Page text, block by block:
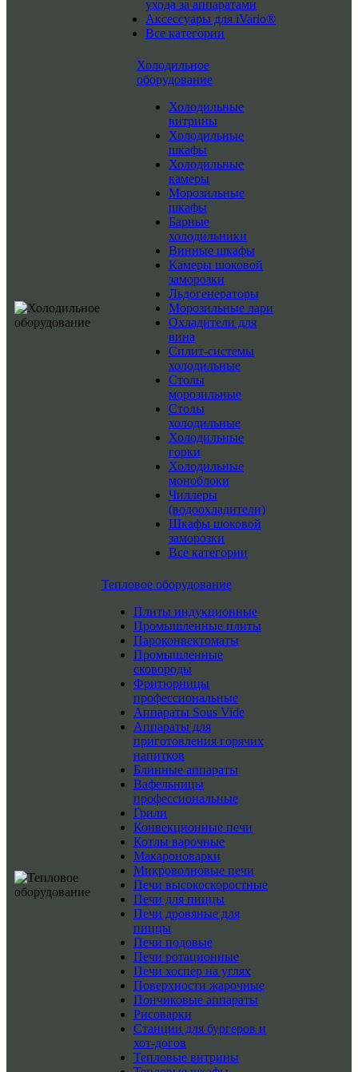
ухода за аппаратами
Аксессуары для iVario®
Все категории
Холодильное
оборудование
Холодильные
витрины
Холодильные
шкафы
Холодильные
камеры
Морозильные
шкафы
Барные
холодильники
Винные шкафы
Камеры шоковой
заморозки
Льдогенераторы
Морозильные лари
Охладители для
вина
Сплит-системы
холодильные
Столы
морозильные
Столы
холодильные
Холодильные
горки
Холодильные
моноблоки
Чиллеры
(водоохладители)
Шкафы шоковой
заморозки
Все категории
Тепловое оборудование
Плиты индукционные
Промышленные плиты
Пароконвектоматы
Промышленные
сковороды
Фритюрницы
профессиональные
Аппараты Sous Vide
Аппараты для
приготовления горячих
напитков
Блинные аппараты
Вафельницы
профессиональные
Грили
Конвекционные печи
Котлы варочные
Макароноварки
Микроволновые печи
Печи высокоскоростные
Печи для пиццы
Печи дровяные для
пиццы
Печи подовые
Печи ротационные
Печи хоспер на углях
Поверхности жарочные
Пончиковые аппараты
Рисоварки
Станции для бургеров и
хот-догов
Тепловые витрины